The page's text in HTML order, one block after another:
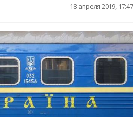
18 апреля 2019, 17:47